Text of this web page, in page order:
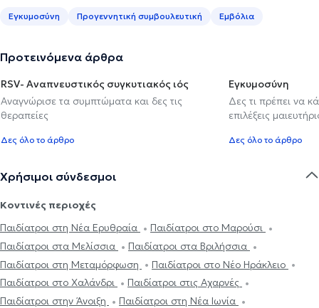
Εγκυμοσύνη Προγεννητική συμβουλευτική Εμβόλια
Προτεινόμενα άρθρα
RSV- Αναπνευστικός συγκυτιακός ιός
Αναγνώρισε τα συμπτώματα και δες τις
θεραπείες
Δες όλο το άρθρο
Εγκυμοσύνη
Δες τι πρέπει να
επιλέξεις
Δες όλο το άρθρο
Χρήσιμοι σύνδεσμοι
Κοντινές περιοχές
Παιδίατροι στη Νέα Ερυθραία
Παιδίατροι στο Μαρούσι
Παιδίατροι στα Μελίσσια
Παιδίατροι στα Βριλήσσια
Παιδίατροι στη Μεταμόρφωση
Παιδίατροι στο Νέο Ηράκλειο
Παιδίατροι στο Χαλάνδρι
Παιδίατροι στις Αχαρνές
Παιδίατροι στην Άνοιξη
Παιδίατροι στη Νέα Ιωνία